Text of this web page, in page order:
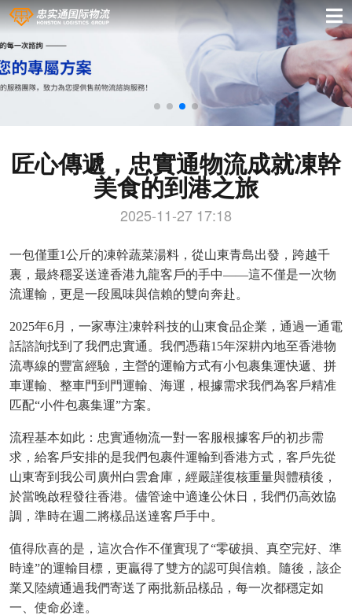
匠心傳遞，忠實通物流成就凍幹
美食的到港之旅
2025-11-27 17:18
一包僅重1公斤的凍幹蔬菜湯料，從山東青島出發，跨越千
裏，最終穩妥送達香港九龍客戶的手中——這不僅是一次物
流運輸，更是一段風味與信賴的雙向奔赴。
2025年6月，一家專注凍幹科技的山東食品企業，通過一通電
話諮詢找到了我們忠實通。我們憑藉15年深耕內地至香港物
流專線的豐富經驗，主營的運輸方式有小包裹集運快遞、拼
車運輸、整車門到門運輸、海運，根據需求我們為客戶精准
匹配“小件包裹集運”方案。
流程基本如此：忠實通物流一對一客服根據客戶的初步需
求，給客戶安排的是我們包裹件運輸到香港方式，客戶先從
山東寄到我公司廣州白雲倉庫，經嚴謹復核重量與體積後，
於當晚啟程發往香港。儘管途中適逢公休日，我們仍高效協
調，準時在週二將樣品送達客戶手中。
值得欣喜的是，這次合作不僅實現了“零破損、真空完好、準
時達”的運輸目標，更贏得了雙方的認可與信賴。隨後，該企
業又陸續通過我們寄送了兩批新品樣品，每一次都穩定如
一、使命必達。